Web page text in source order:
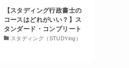
【スタディング行政書士の
コースはどれがいい？】ス
タンダード・コンプリート
スタディング（STUDYing）